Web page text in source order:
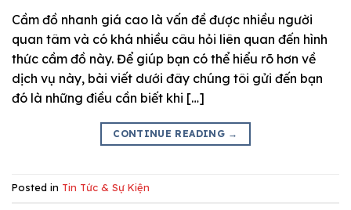
Cầm đồ nhanh giá cao là vấn đề được nhiều người
quan tâm và có khá nhiều câu hỏi liên quan đến hình
thức cầm đồ này. Để giúp bạn có thể hiểu rõ hơn về
dịch vụ này, bài viết dưới đây chúng tôi gửi đến bạn
đó là những điều cần biết khi […]
CONTINUE READING →
Posted in Tin Tức & Sự Kiện